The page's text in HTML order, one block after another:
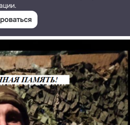
со всеми воинскими
х. Малая Каменка.